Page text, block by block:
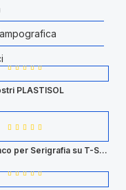
PLASTISOL
Inchiostro Bianco per Serigrafia su T-Shirt - 500gr/1Kg